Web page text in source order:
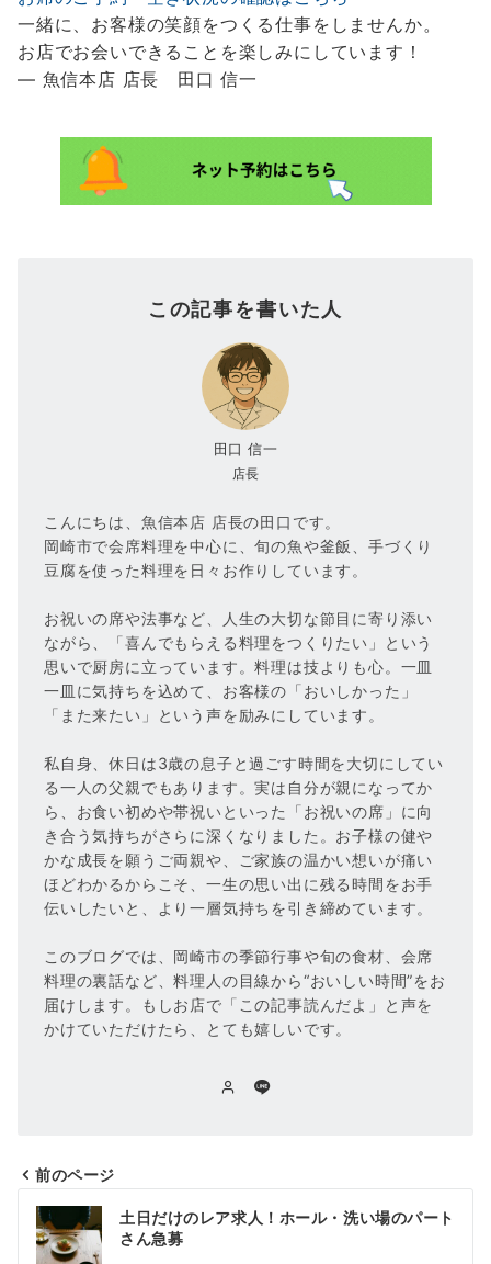
一緒に、お客様の笑顔をつくる仕事をしませんか。
お店でお会いできることを楽しみにしています！
— 魚信本店 店長 田口 信一
この記事を書いた人
田口 信一
店長
こんにちは、魚信本店 店長の田口です。
岡崎市で会席料理を中心に、旬の魚や釜飯、手づくり
豆腐を使った料理を日々お作りしています。
お祝いの席や法事など、人生の大切な節目に寄り添い
ながら、「喜んでもらえる料理をつくりたい」という
思いで厨房に立っています。料理は技よりも心。一皿
一皿に気持ちを込めて、お客様の「おいしかった」
「また来たい」という声を励みにしています。
私自身、休日は3歳の息子と過ごす時間を大切にしてい
る一人の父親でもあります。実は自分が親になってか
ら、お食い初めや帯祝いといった「お祝いの席」に向
き合う気持ちがさらに深くなりました。お子様の健や
かな成長を願うご両親や、ご家族の温かい想いが痛い
ほどわかるからこそ、一生の思い出に残る時間をお手
伝いしたいと、より一層気持ちを引き締めています。
このブログでは、岡崎市の季節行事や旬の食材、会席
料理の裏話など、料理人の目線から“おいしい時間”をお
届けします。もしお店で「この記事読んだよ」と声を
かけていただけたら、とても嬉しいです。
投
稿
前のページ
土日だけのレア求人！ホール・洗い場のパート
さん急募